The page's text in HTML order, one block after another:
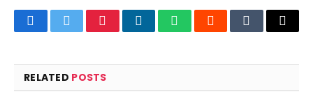
FacebookTwitterPinterestLinkedInWhatsAppRedditTumblrEmail
RELATED POSTS